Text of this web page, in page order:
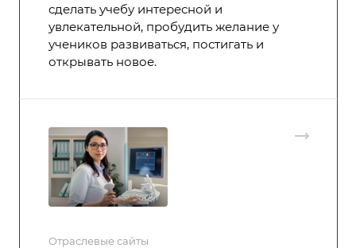
сделать учебу интересной и
увлекательной, пробудить желание у
учеников развиваться, постигать и
открывать новое.
Отраслевые сайты